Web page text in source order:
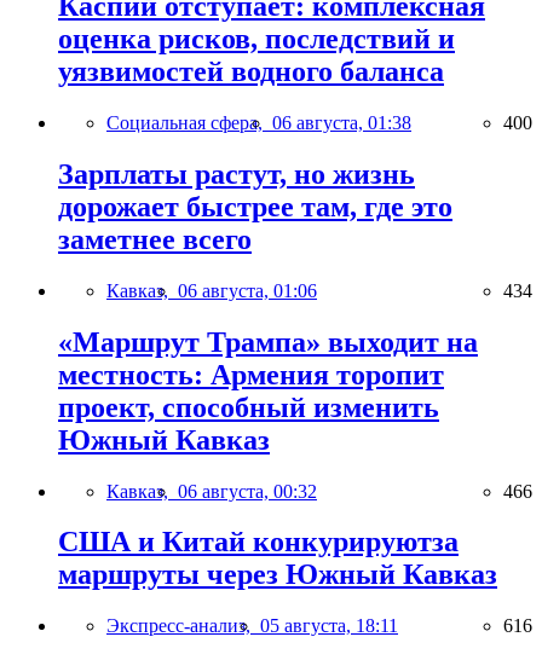
оценка рисков, последствий и
уязвимостей водного баланса
Социальная сфера, 06 августа, 01:38 400
Зарплаты растут, но жизнь
дорожает быстрее там, где это
заметнее всего
Кавказ, 06 августа, 01:06 434
«Маршрут Трампа» выходит на
местность: Армения торопит
проект, способный изменить
Южный Кавказ
Кавказ, 06 августа, 00:32 466
США и Китай конкурируютза
маршруты через Южный Кавказ
Экспресс-анализ, 05 августа, 18:11 616